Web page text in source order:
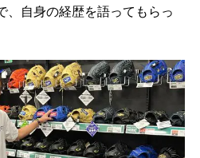
、自身の経歴を語ってもらっ